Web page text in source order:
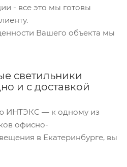
- все это мы готовы
Вашего объекта мы
светильники
и с доставкой
ИНТЭКС — к одному из
офисно-
в Екатеринбурге, вы